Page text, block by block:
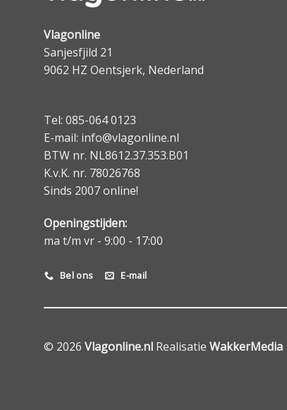
Vlagonline
Sanjesfjild 21
9062 HZ Oentsjerk, Nederland
Tel: 085-064 0123
E-mail: info@vlagonline.nl
BTW nr. NL8612.37.353.B01
K.v.K. nr. 78026768
Sinds 2007 online!
Openingstijden:
ma t/m vr - 9:00 - 17:00
Bel ons E-mail
© 2026 Vlagonline.nl Realisatie WakkerMedia